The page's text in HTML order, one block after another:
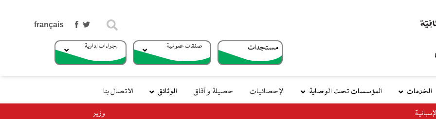
menu
مستجدات صفقات عمومية إجراءات إدارية
الخدمات المؤسسات تحت الوصاية الإحصائيات حصيلة و آفاق الوثائق الاتصال بنا
وزير التجهيز والنقل يتوجه إلي جزر الكناري في إطار الزيارة الرسمية للمملكة الإسبانية